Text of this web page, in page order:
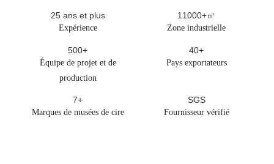
25 ans et plus
Expérience
11000+㎡
Zone industrielle
500+
Équipe de projet et de
production
40+
Pays exportateurs
7+
Marques de musées de cire
SGS
Fournisseur vérifié